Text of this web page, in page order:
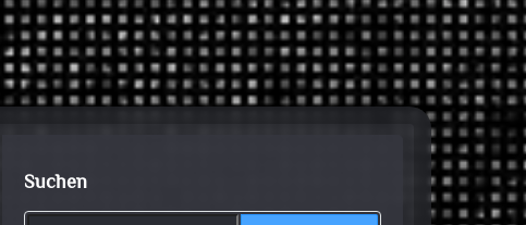
Suchen